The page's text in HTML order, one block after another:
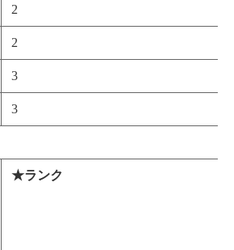
2
2
3
3
★ランク